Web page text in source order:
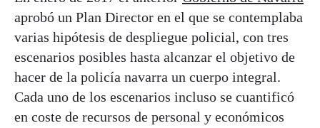
aprobó un Plan Director en el que se contemplaba
varias hipótesis de despliegue policial, con tres
escenarios posibles hasta alcanzar el objetivo de
hacer de la policía navarra un cuerpo integral.
Cada uno de los escenarios incluso se cuantificó
en coste de recursos de personal y económicos